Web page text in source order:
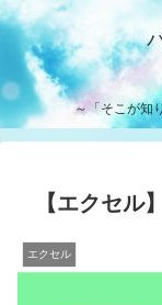
～「そこが知
【エクセル
エクセル